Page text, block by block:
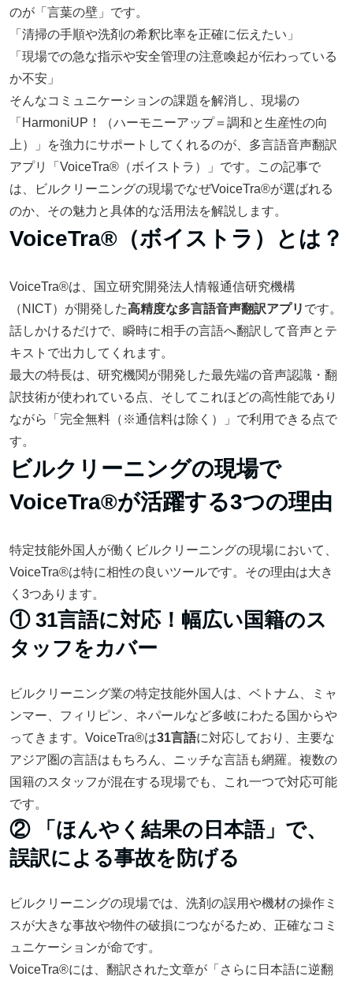
のが「言葉の壁」です。
「清掃の手順や洗剤の希釈比率を正確に伝えたい」
「現場での急な指示や安全管理の注意喚起が伝わっている
か不安」
そんなコミュニケーションの課題を解消し、現場の
「HarmoniUP！（ハーモニーアップ＝調和と生産性の向
上）」を強力にサポートしてくれるのが、多言語音声翻訳
アプリ「VoiceTra®（ボイストラ）」です。この記事で
は、ビルクリーニングの現場でなぜVoiceTra®が選ばれる
のか、その魅力と具体的な活用法を解説します。
VoiceTra®（ボイストラ）とは？
VoiceTra®は、国立研究開発法人情報通信研究機構
（NICT）が開発した高精度な多言語音声翻訳アプリ です。
話しかけるだけで、瞬時に相手の言語へ翻訳して音声とテ
キストで出力してくれます。
最大の特長は、研究機関が開発した最先端の音声認識・翻
訳技術が使われている点、そしてこれほどの高性能であり
ながら「完全無料（※通信料は除く）」で利用できる点で
す。
ビルクリーニングの現場で
VoiceTra®が活躍する3つの理由
特定技能外国人が働くビルクリーニングの現場において、
VoiceTra®は特に相性の良いツールです。その理由は大き
く3つあります。
① 31言語に対応！幅広い国籍のス
タッフをカバー
ビルクリーニング業の特定技能外国人は、ベトナム、ミャ
ンマー、フィリピン、ネパールなど多岐にわたる国からや
ってきます。VoiceTra®は31言語に対応しており、主要な
アジア圏の言語はもちろん、ニッチな言語も網羅。複数の
国籍のスタッフが混在する現場でも、これ一つで対応可能
です。
② 「ほんやく結果の日本語」で、
誤訳による事故を防げる
ビルクリーニングの現場では、洗剤の誤用や機材の操作ミ
スが大きな事故や物件の破損につながるため、正確なコミ
ュニケーションが命です。
VoiceTra®には、翻訳された文章が「さらに日本語に逆翻